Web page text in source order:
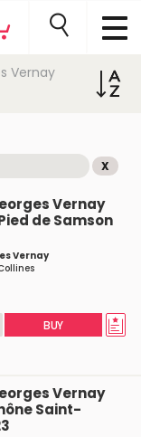
Vernay
X
Vernay
de Samson
Vernay
BUY
Vernay
Saint-